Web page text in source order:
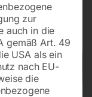
zur
auch in die
gemäß Art. 49
USA als ein
nach EU-
die